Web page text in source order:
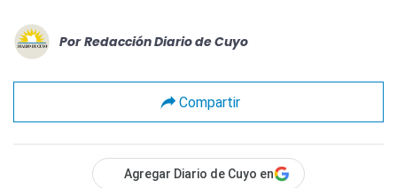
Por Redacción Diario de Cuyo
Compartir
Agregar Diario de Cuyo en